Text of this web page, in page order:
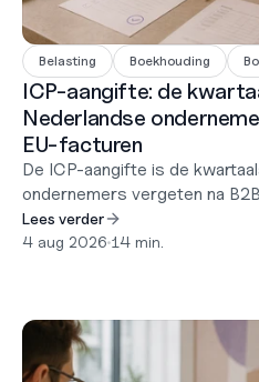
Belasting Boekhouding
ICP-aangifte: de
Nederlandse
EU-facturen
De ICP-aangifte is de
ondernemers vergeten na
triggers, deadlines en hoe u
Lees verder
4 aug 2026•14 min.